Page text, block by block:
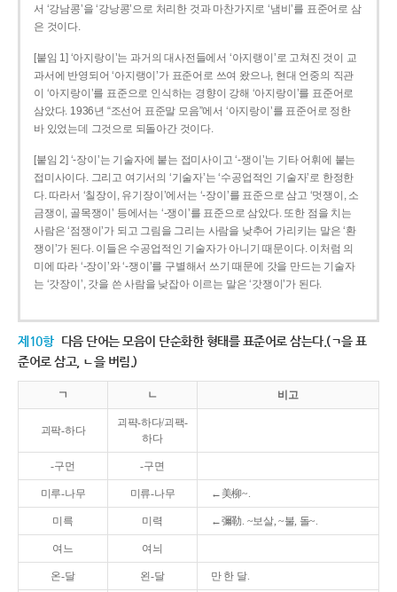
서 ‘강남콩’을 ‘강낭콩’으로 처리한 것과 마찬가지로 ‘냄비’를 표준어로 삼
은 것이다.
[붙임 1] ‘아지랑이’는 과거의 대사전들에서 ‘아지랭이’로 고쳐진 것이 교
과서에 반영되어 ‘아지랭이’가 표준어로 쓰여 왔으나, 현대 언중의 직관
이 ‘아지랑이’를 표준으로 인식하는 경향이 강해 ‘아지랑이’를 표준어로
삼았다. 1936년 “조선어 표준말 모음”에서 ‘아지랑이’를 표준어로 정한
바 있었는데 그것으로 되돌아간 것이다.
[붙임 2] ‘-장이’는 기술자에 붙는 접미사이고 ‘-쟁이’는 기타 어휘에 붙는
접미사이다. 그리고 여기서의 ‘기술자’는 ‘수공업적인 기술자’로 한정한
다. 따라서 ‘칠장이, 유기장이’에서는 ‘-장이’를 표준으로 삼고 ‘멋쟁이, 소
금쟁이, 골목쟁이’ 등에서는 ‘-쟁이’를 표준으로 삼았다. 또한 점을 치는
사람은 ‘점쟁이’가 되고 그림을 그리는 사람을 낮추어 가리키는 말은 ‘환
쟁이’가 된다. 이들은 수공업적인 기술자가 아니기 때문이다. 이처럼 의
미에 따라 ‘-장이’와 ‘-쟁이’를 구별해서 쓰기 때문에 갓을 만드는 기술자
는 ‘갓장이’, 갓을 쓴 사람을 낮잡아 이르는 말은 ‘갓쟁이’가 된다.
제10항 다음 단어는 모음이 단순화한 형태를 표준어로 삼는다.(ㄱ을 표
준어로 삼고, ㄴ을 버림.)
ㄱ ㄴ 비고
괴팍-하다
괴퍅-하다/괴팩-
하다
-구먼 -구면
미루-나무 미류-나무 ←美柳~.
미륵 미력 ←彌勒. ~보살, ~불, 돌~.
여느 여늬
온-달 왼-달 만 한 달.